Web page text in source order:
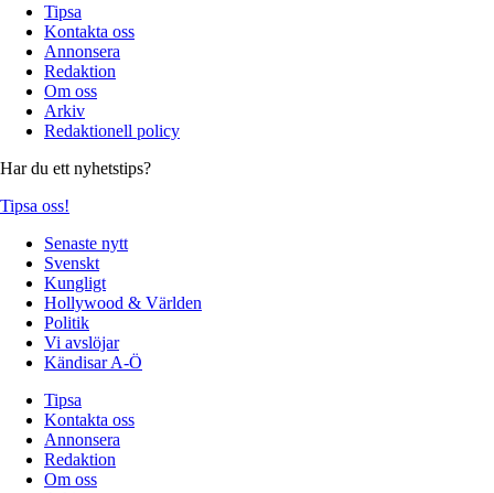
Tipsa
Kontakta oss
Annonsera
Redaktion
Om oss
Arkiv
Redaktionell policy
Har du ett nyhetstips?
Tipsa oss!
Senaste nytt
Svenskt
Kungligt
Hollywood & Världen
Politik
Vi avslöjar
Kändisar A-Ö
Tipsa
Kontakta oss
Annonsera
Redaktion
Om oss